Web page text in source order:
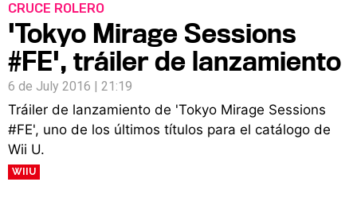
CRUCE ROLERO
'Tokyo Mirage Sessions
#FE', tráiler de lanzamiento
6 de July 2016 | 21:19
Tráiler de lanzamiento de 'Tokyo Mirage Sessions
#FE', uno de los últimos títulos para el catálogo de
Wii U.
WIIU